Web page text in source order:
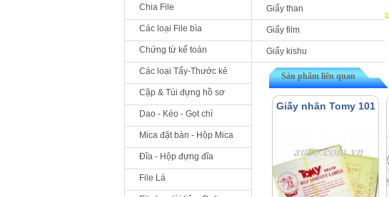
Giấy than
Giấy film
Giấy kishu
Chia File
Các loại File bìa
Chứng từ kế toán
Các loại Tẩy-Thước kẻ
Cặp & Túi đựng hồ sơ
Dao - Kéo - Gọt chì
Mica đặt bàn - Hộp Mica
Đĩa - Hộp đựng đĩa
File Lá
Sản phẩm liên quan
Giấy nhãn Tomy 101